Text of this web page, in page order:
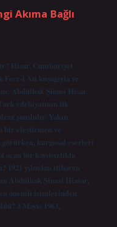
Akıma Bağlı
Hisar, Cumhuriyet
i Ati kuşağıyla ve
Abdülhak Şinasi Hisar
edebiyatının ilk
şanslıdır. Yakın
bir eleştirmen ve
görürken, kurgusal eserleri
açan bir kayıtsızlıkla
1921 yılından itibaren
Abdülhak Şinasi Hiasar,
önemli isimlerinden
3 Mayıs 1963,